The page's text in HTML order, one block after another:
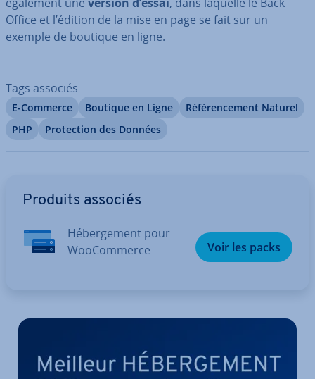
Office et l’édition de la mise en page se fait sur un
exemple de boutique en ligne.
Tags associés
E-Commerce Boutique en Ligne
Ré­fé­ren­ce­ment Naturel
PHP
Pro­tec­tion des Données
Produits associés
Hé­ber­ge­ment pour
Woo­Com­merce
Voir les packs